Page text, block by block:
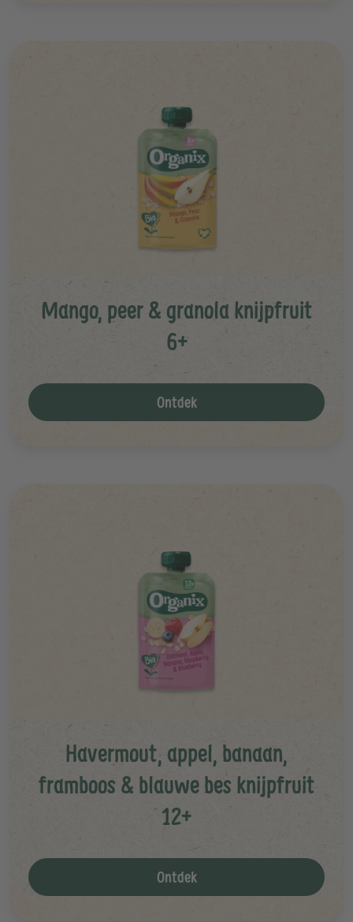
Mango, peer & granola knijpfruit
6+
Ontdek
Havermout, appel, banaan,
framboos & blauwe bes knijpfruit
12+
Ontdek